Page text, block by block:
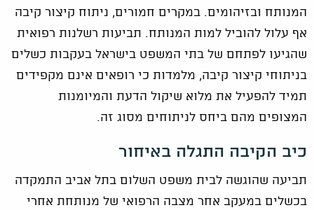
המנותח ובזיהומים. במקרים חמורים, ניתוח קיצור קיבה
אף עלול להוביל למות המנותח. תביעות רשלנות רפואית
שהגיעו לפתחם של בתי המשפט בישראל בעקבות כשלים
בניתוחי קיצור קיבה, מלמדות כי רופאים אינם מקפידים
תמיד להפעיל את מלוא שיקול הדעת והמיומנות
המצופים מהם ביחס לניתוחים מסוג זה.
כיב הקיבה התגלה באיחור
תביעה שהוגשה לבית משפט השלום בתל אביב התמקדה
בכשלים במעקב אחר מצבה הרפואי של מנותחת אחרי